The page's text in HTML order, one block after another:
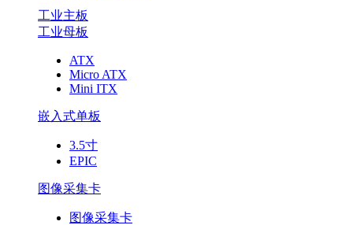
工业主板
工业母板
ATX
Micro ATX
Mini ITX
嵌入式单板
3.5寸
EPIC
图像采集卡
图像采集卡